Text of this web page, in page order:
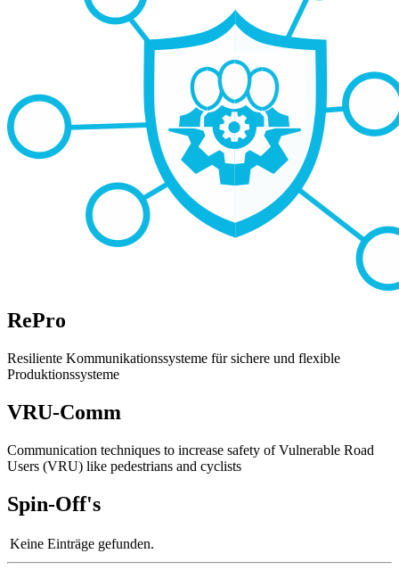
RePro
Resiliente Kommunikationssysteme für sichere und flexible
Produktionssysteme
VRU-Comm
Communication techniques to increase safety of Vulnerable Road
Users (VRU) like pedestrians and cyclists
Spin-Off's
Keine Einträge gefunden.